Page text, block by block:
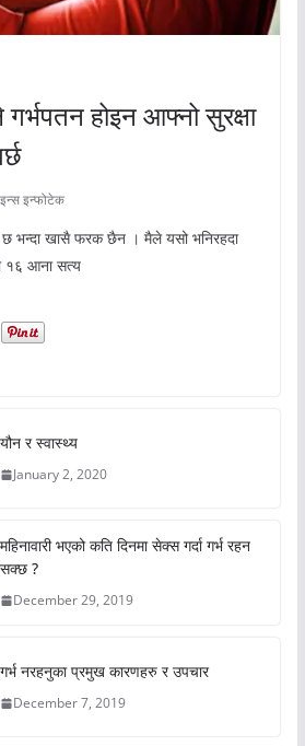
होइन आफ्नो सुरक्षा
इन्फोटेक
छ भन्दा खासै फरक छैन । मैले यसो भनिरहदा
१६ आना सत्य
यौन र स्वास्थ्य
January 2, 2020
महिनावारी भएको कति दिनमा सेक्स गर्दा गर्भ रहन
सक्छ ?
December 29, 2019
गर्भ नरहनुका प्रमुख कारणहरु र उपचार
December 7, 2019